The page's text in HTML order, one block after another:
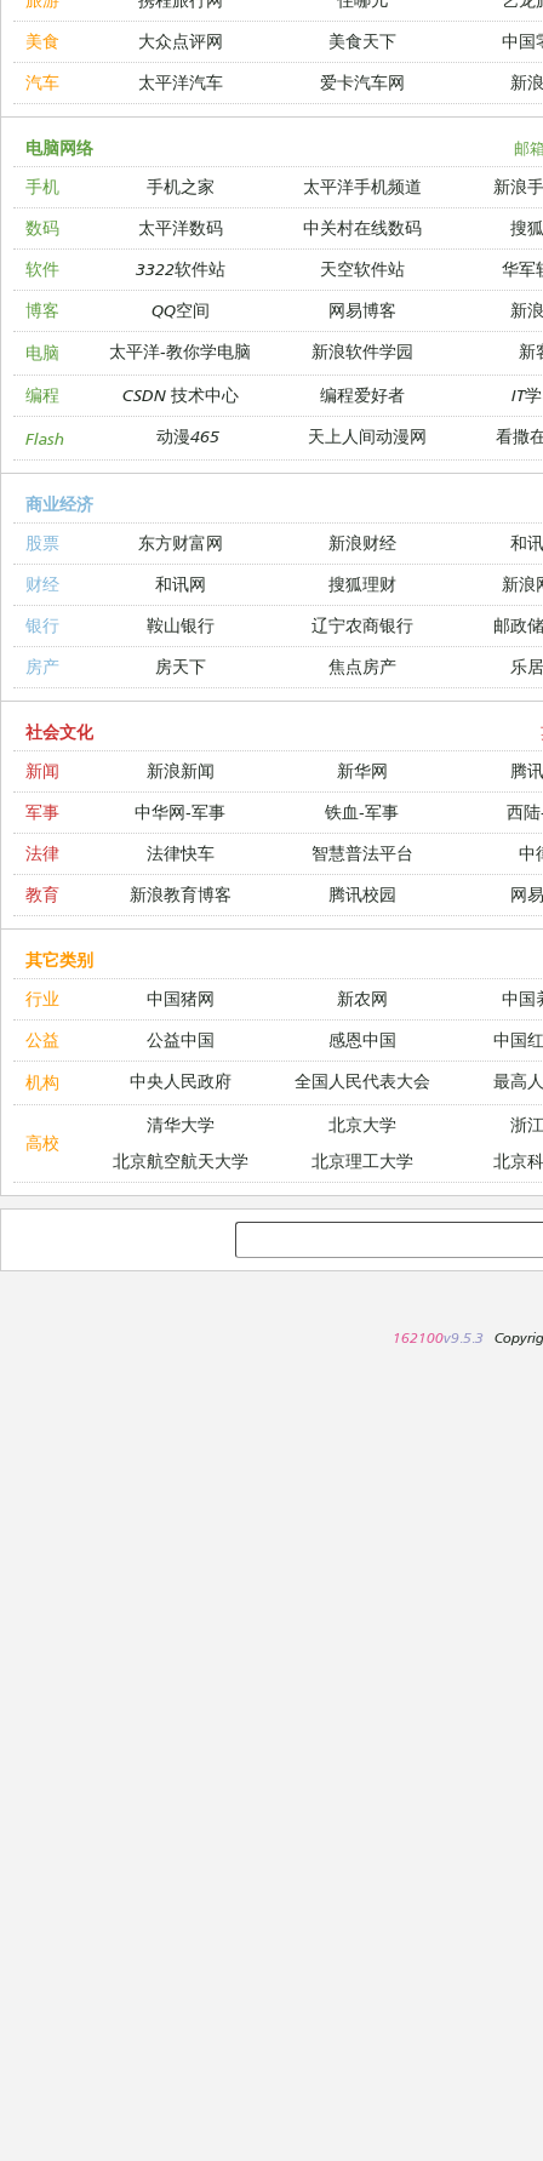
美食
大众点评网 美食天下
中国
汽车
太平洋汽车 爱卡汽车网 新
邮
电脑网络
手机
手机之家 太平洋手机频道
新浪
数码
太平洋数码 中关村在线数码
搜
软件
3322软件站 天空软件站
华军
博客
QQ空间 网易博客 新
电脑 太平洋-教你学电脑 新浪软件学园 新
编程 CSDN 技术中心 编程爱好者 IT
Flash 动漫465 天上人间动漫网 看撒
商业经济
股票
东方财富网 新浪财经
和
财经
和讯网 搜狐理财
新浪
银行
鞍山银行 辽宁农商银行
邮政
房产
房天下 焦点房产 乐
社会文化
新闻
新浪新闻 新华网
腾
军事
中华网-军事 铁血-军事
西
法律
法律快车 智慧普法平台
中
教育
新浪教育博客 腾讯校园 网
其它类别
行业
中国猪网 新农网
中国
公益
公益中国 感恩中国 中国
机构 中央人民政府 全国人民代表大会 最高
高校
清华大学 北京大学
浙
北京航空航天大学
北京理工大学 北京
162100v9.5.3